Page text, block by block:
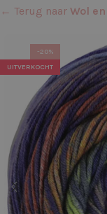
← Terug naar Wol
-20%
UITVERKOCHT